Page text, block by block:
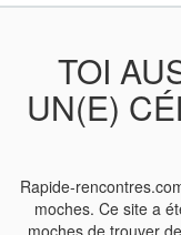
TOI
UN(E)
Rapide-
moches. Ce site a
moches de trouver